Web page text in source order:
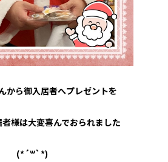
から御入居者へプレゼントを
様は大変喜んでおられました
(*´꒳`*)